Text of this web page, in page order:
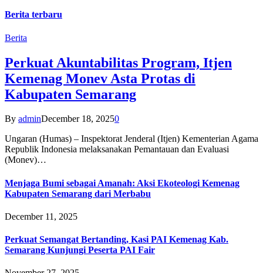
Berita terbaru
Berita
Perkuat Akuntabilitas Program, Itjen
Kemenag Monev Asta Protas di
Kabupaten Semarang
By adminDecember 18, 20250
Ungaran (Humas) – Inspektorat Jenderal (Itjen) Kementerian Agama
Republik Indonesia melaksanakan Pemantauan dan Evaluasi
(Monev)…
Menjaga Bumi sebagai Amanah: Aksi Ekoteologi Kemenag
Kabupaten Semarang dari Merbabu
December 11, 2025
Perkuat Semangat Bertanding, Kasi PAI Kemenag Kab.
Semarang Kunjungi Peserta PAI Fair